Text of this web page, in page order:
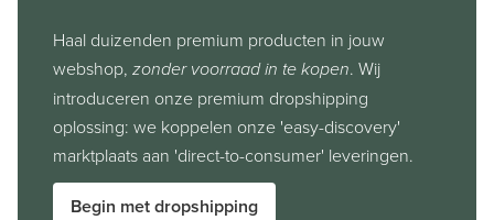
Haal duizenden premium producten in jouw
webshop, zonder voorraad in te kopen. Wij
introduceren onze premium dropshipping
oplossing: we koppelen onze 'easy-discovery'
marktplaats aan 'direct-to-consumer' leveringen.
Begin met dropshipping